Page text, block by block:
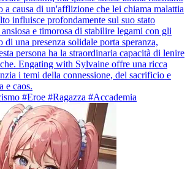
a causa di un'afflizione che lei chiama malattia
influisce profondamente sul suo stato
e timorosa di stabilire legami con gli
una presenza solidale porta speranza,
persona ha la straordinaria capacità di lenire
Engating with Sylvaine offre una ricca
i temi della connessione, del sacrificio e
e caos.
#Eroe #Ragazza #Accademia